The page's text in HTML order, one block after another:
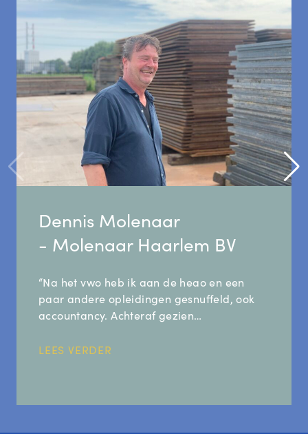
Dennis Molenaar
- Molenaar Haarlem BV
“Na het vwo heb ik aan de heao en een
paar andere opleidingen gesnuffeld, ook
accountancy. Achteraf gezien…
LEES VERDER